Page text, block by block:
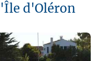
d'Oléron